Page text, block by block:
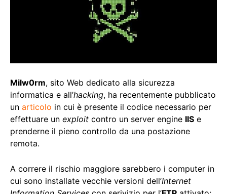
Milw0rm, sito Web dedicato alla sicurezza
informatica e all’hacking, ha recentemente pubblicato
un articolo in cui è presente il codice necessario per
effettuare un exploit contro un server engine IIS e
prenderne il pieno controllo da una postazione
remota.
A correre il rischio maggiore sarebbero i computer in
cui sono installate vecchie versioni dell’Internet